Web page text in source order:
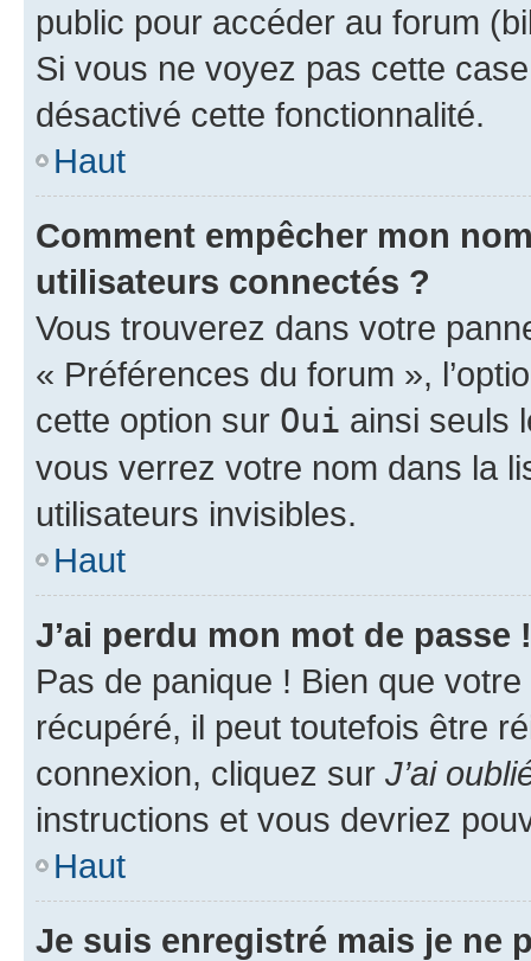
public pour accéder au forum
Si vous ne voyez pas cette
désactivé cette fonctionnalité.
Haut
Comment empêcher mon
utilisateurs connectés ?
Vous trouverez dans votre
« Préférences du forum »,
cette option sur Oui ainsi seuls
vous verrez votre nom dans la
utilisateurs invisibles.
Haut
J’ai perdu mon mot de passe !
Pas de panique ! Bien que
récupéré, il peut toutefois être
connexion, cliquez sur J’ai
instructions et vous devriez
Haut
Je suis enregistré mais je ne